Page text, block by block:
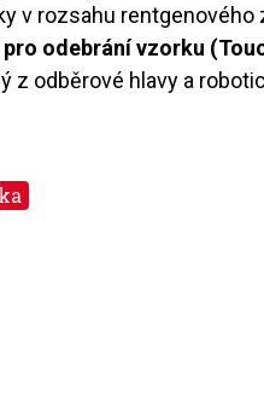
v rozsahu rentgenového
odebrání vzorku
z odběrové hlavy a